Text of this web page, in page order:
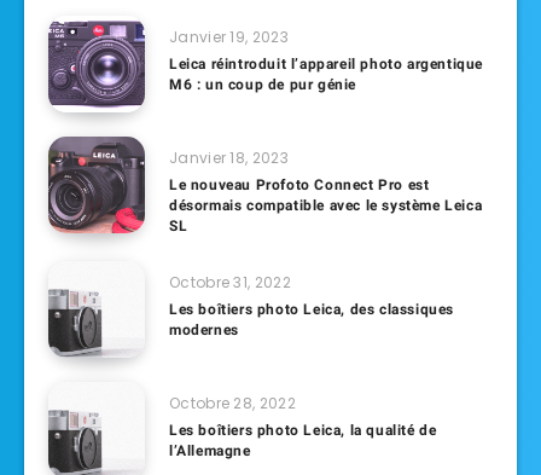
Janvier 19, 2023
Leica réintroduit l’appareil photo argentique
M6 : un coup de pur génie
Janvier 18, 2023
Le nouveau Profoto Connect Pro est
désormais compatible avec le système Leica
SL
Octobre 31, 2022
Les boîtiers photo Leica, des classiques
modernes
Octobre 28, 2022
Les boîtiers photo Leica, la qualité de
l’Allemagne